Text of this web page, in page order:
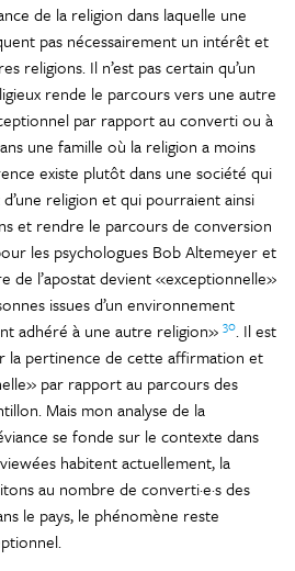
de la religion dans laquelle une
pas nécessairement un intérêt et
religions. Il n’est pas certain qu’un
rende le parcours vers une autre
par rapport au converti ou à
une famille où la religion a moins
existe plutôt dans une société qui
religion et qui pourraient ainsi
et rendre le parcours de conversion
les psychologues Bob Altemeyer et
de l’apostat devient «exceptionnelle»
issues d’un environnement
adhéré à une autre religion» 30. Il est
la pertinence de cette affirmation et
par rapport au parcours des
Mais mon analyse de la
se fonde sur le contexte dans
habitent actuellement, la
au nombre de converti·e·s des
le pays, le phénomène reste